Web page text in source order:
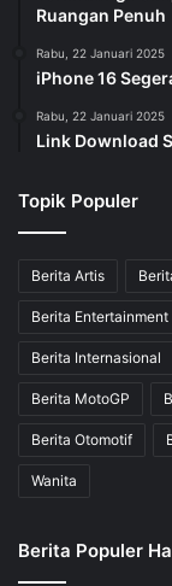
Ruangan Penuh
Rabu, 22 Januari 2025
iPhone 16
Rabu, 22 Januari 2025
Link Download
Topik Populer
Berita Artis
Berita Entertainment
Berita Internasional
Berita MotoGP
Berita Otomotif
Wanita
Berita Populer